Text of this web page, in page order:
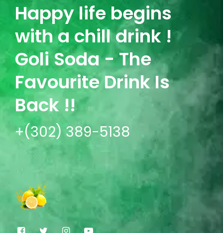
Happy life begins
with a chill drink !
Goli Soda - The
Favourite Drink Is
Back !!
+(302) 389-5138